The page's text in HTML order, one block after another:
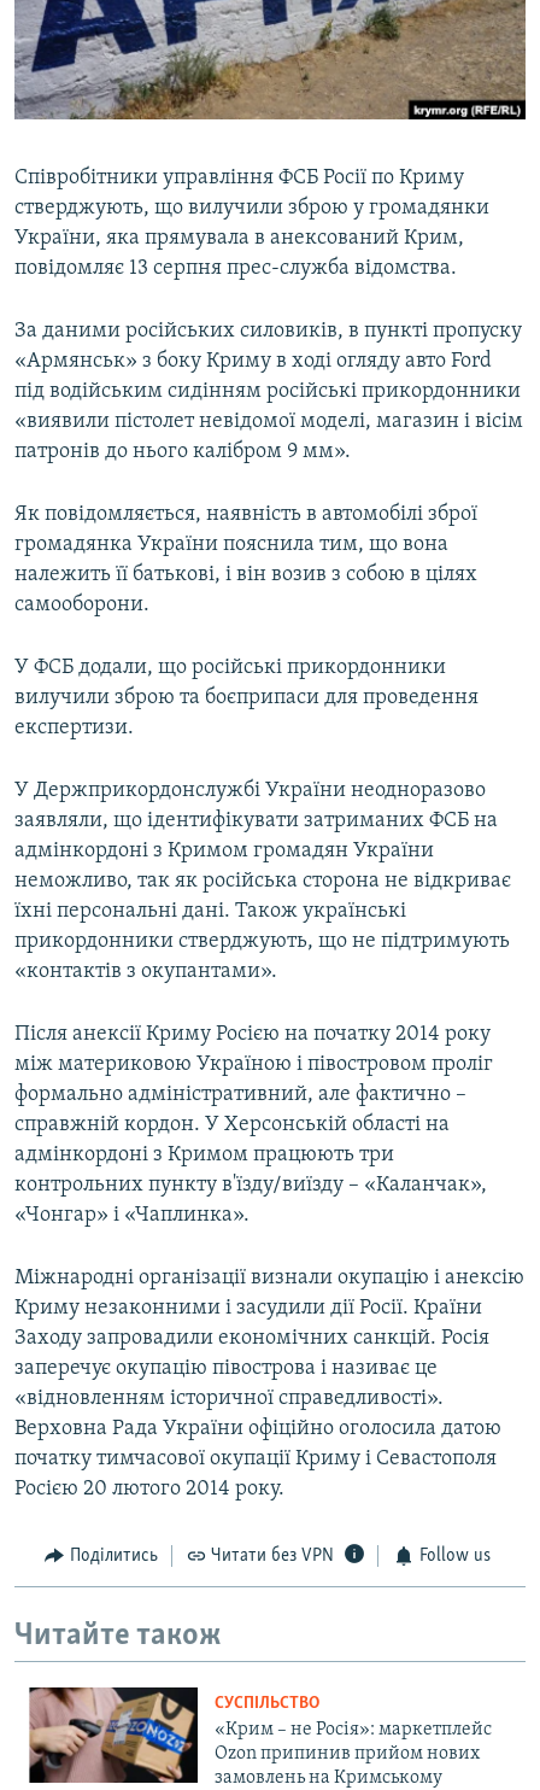
ВІДЕОУРОКИ «ELIFBE»
СВІДЧЕННЯ ОКУПАЦІЇ
УКРАЇНСЬКА ПРОБЛЕМА КРИМУ
Русский
Qırımtatar
Усі сайти RFE/RL
Співробітники управління ФСБ Росії по Криму
стверджують, що вилучили зброю у громадянки
України, яка прямувала в анексований Крим,
повідомляє 13 серпня прес-служба відомства.
За даними російських силовиків, в пункті пропуску
«Армянськ» з боку Криму в ході огляду авто Ford
під водійським сидінням російські прикордонники
«виявили пістолет невідомої моделі, магазин і вісім
патронів до нього калібром 9 мм».
Як повідомляється, наявність в автомобілі зброї
громадянка України пояснила тим, що вона
належить її батькові, і він возив з собою в цілях
самооборони.
У ФСБ додали, що російські прикордонники
вилучили зброю та боєприпаси для проведення
експертизи.
У Держприкордонслужбі України неодноразово
заявляли, що ідентифікувати затриманих ФСБ на
адмінкордоні з Кримом громадян України
неможливо, так як російська сторона не відкриває
їхні персональні дані. Також українські
прикордонники стверджують, що не підтримують
«контактів з окупантами».
Після анексії Криму Росією на початку 2014 року
між материковою Україною і півостровом проліг
формально адміністративний, але фактично –
справжній кордон. У Херсонській області на
адмінкордоні з Кримом працюють три
контрольних пункту в'їзду/виїзду – «Каланчак»,
«Чонгар» і «Чаплинка».
Міжнародні організації визнали окупацію і анексію
Криму незаконними і засудили дії Росії. Країни
Заходу запровадили економічних санкцій. Росія
заперечує окупацію півострова і називає це
«відновленням історичної справедливості».
Верховна Рада України офіційно оголосила датою
початку тимчасової окупації Криму і Севастополя
Росією 20 лютого 2014 року.
Поділитись Читати без VPN Follow us
Читайте також
СУСПІЛЬСТВО
«Крим – не Росія»: маркетплейс
Ozon припинив прийом нових
замовлень на Кримському